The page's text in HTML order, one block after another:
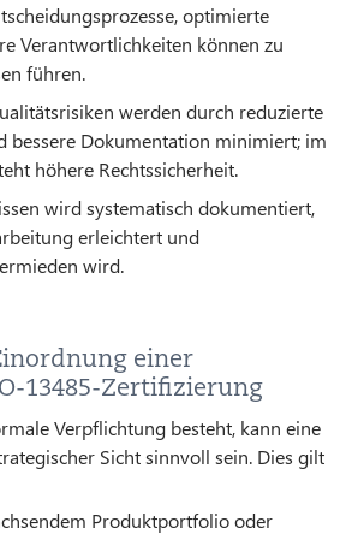
optimierte
Verantwortlichkeiten können zu
führen.
werden durch reduzierte
bessere Dokumentation minimiert; im
höhere Rechtssicherheit.
wird systematisch dokumentiert,
erleichtert und
wird.
einer
13485-Zertifizierung
Verpflichtung besteht, kann eine
Sicht sinnvoll sein. Dies gilt
Produktportfolio oder